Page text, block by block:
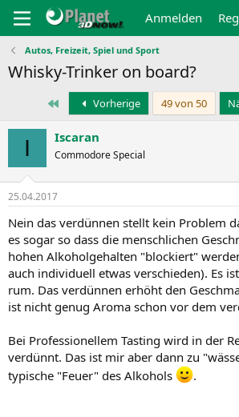
Anmelden
Autos, Freizeit, Spiel und Sport
Whisky-Trinker on board?
Erste Vorherige 49 von 50
I Iscaran
Commodore Special
25.04.2017
Nein das verdünnen stellt kein Problem
es sogar so dass die menschlichen
hohen Alkoholgehalten "blockiert"
auch individuell etwas verschieden). Es
rum. Das verdünnen erhöht den
ist nicht genug Aroma schon vor dem
Bei Professionellem Tasting wird in der
verdünnt. Das ist mir aber dann zu
typische "Feuer" des Alkohols
.